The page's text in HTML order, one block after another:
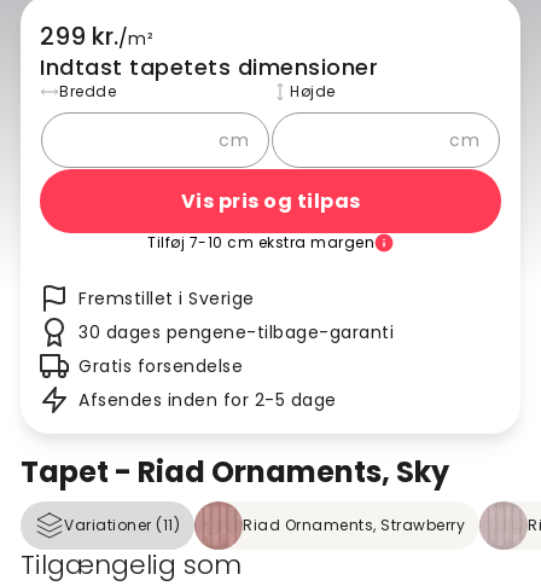
Tapet - Riad Ornaments, Sky
Variationer (11) Riad Ornaments, Strawberry
Tilgængelig som
299 kr./m²
Indtast tapetets dimensioner
Bredde
cm
Højde
cm
Vis pris og tilpas
Tilføj 7-10 cm ekstra margen
Fremstillet i Sverige
30 dages pengene-tilbage-garanti
Gratis forsendelse
Afsendes inden for 2-5 dage